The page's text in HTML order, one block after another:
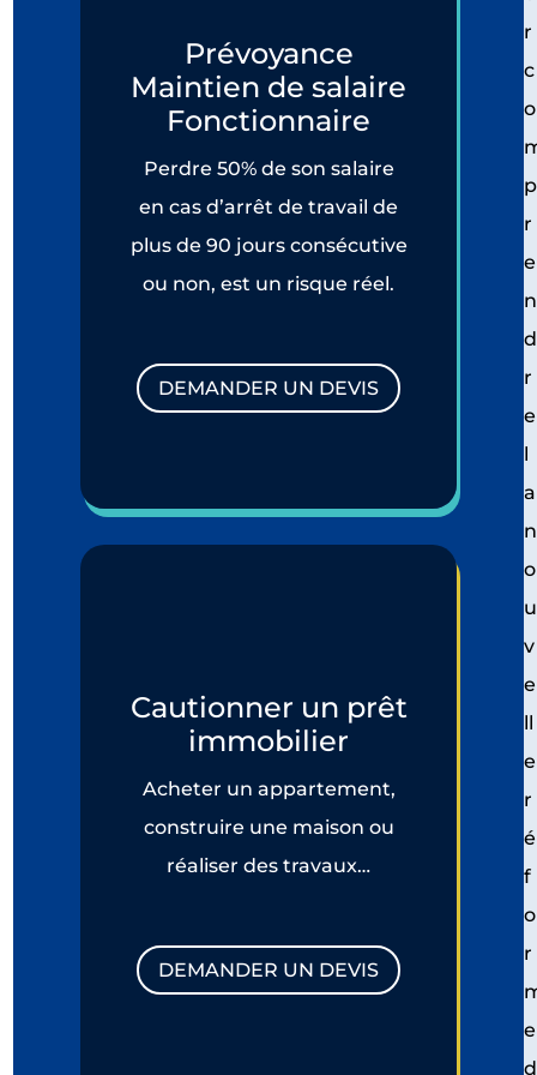
Prévoyance
Maintien de salaire
Fonctionnaire
Perdre 50% de son salaire
en cas d’arrêt de travail de
plus de 90 jours consécutive
ou non, est un risque réel.
DEMANDER UN DEVIS
Cautionner un prêt
immobilier
Acheter un appartement,
construire une maison ou
réaliser des travaux…
DEMANDER UN DEVIS
r
c
o
p
r
e
n
d
r
e
l
a
n
o
u
v
e
ll
e
r
é
f
o
r
e
d